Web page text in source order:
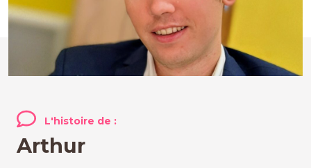
L'histoire de :
Arthur